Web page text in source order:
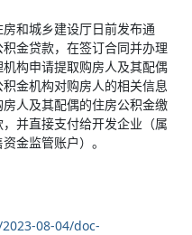
和城乡建设厅日前发布通
金贷款，在签订合同并办理
构申请提取购房人及其配偶
金机构对购房人的相关信息
人及其配偶的住房公积金缴
并直接支付给开发企业（属
金监管账户）。
08-04/doc-